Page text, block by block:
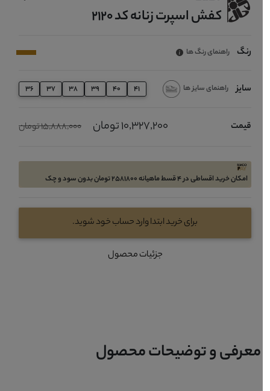
کفش اسپرت زنانه کد 2120
رنگ راهنمای رنگ ها
سایز راهنمای سایز ها 36 37 38 39
قیمت 10,327,200 تومان 15,888,000 تومان
امکان خرید اقساطی در 4 قسط ماهیانه 2581800 تومان بدون سود و چک
برای خرید ابتدا وارد حساب خود شوید.
جزئیات محصول
معرفی و توضیحات محصول